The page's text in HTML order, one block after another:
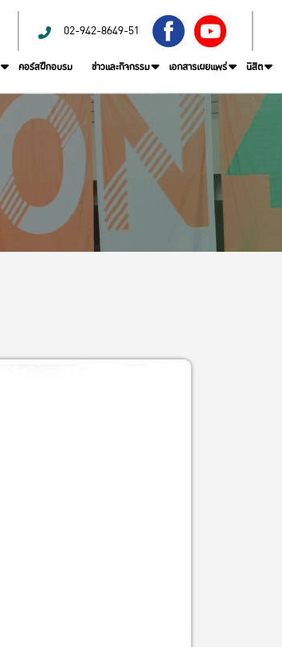
02-942-8649-51
คอร์สฝึกอบรม ข่าวและกิจกรรม เอกสารเผยแพร่ นิสิต